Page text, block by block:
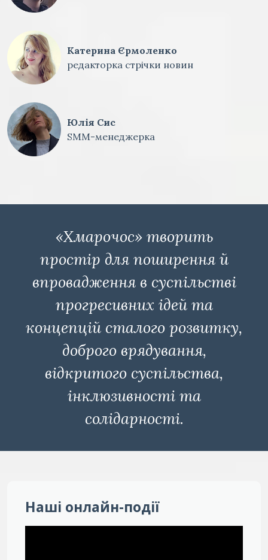
Катерина Єрмоленко
редакторка стрічки новин
Юлія Сис
SMM-менеджерка
«Хмарочос» творить
простір для поширення й
впровадження в суспільстві
прогресивних ідей та
концепцій сталого розвитку,
доброго врядування,
відкритого суспільства,
інклюзивності та
солідарності.
Наші онлайн-події